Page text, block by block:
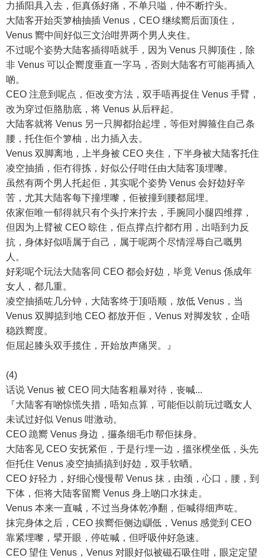
力插阳具入去，佢真係好痛，不单只嗌，仲不断拧头。
大陆客开始奀箩柚抽插 Venus，CEO 继续嚮后面顶住，
Venus 嚮中间好似三文治咁畀两个男人夹住。
不过呢个姿势大陆客插得唔就手，因为 Venus 只脚顶住，除
非 Venus 可以企嚮度垂直一字马，否则大陆客冇可能再插入
啲。
CEO 注意到呢点，佢改变方法，双手唔再捉住 Venus 手臂，
改为穿过佢胳肋底，将 Venus 从后秤起。
大陆客就将 Venus 另一只脚都抬起埋，等佢对脚箍住自己条
腰，托住佢个箩柚，出力插入去。
Venus 双脚离地，上半身被 CEO 夹住，下半身被大陆客托住
凌空抽插，佢冇得拣，好似公仔咁任由大陆客顶埋嚟。
虽然有两个男人托起佢，其实呢个姿势 Venus 会好攰好辛
苦，尤其大陆客每下撞埋嚟，佢被撞到腰都屈埋。
依家佢唯一郁得就只有个头拧来拧去，手腕同小腿四维撑，
但因为上臂被 CEO 晾住，佢点撑点拧都冇用，出唔到力反
抗，身体好似唔属于自己，属于呢两个尽情淫辱自己嘅男
人。
好彩呢个玩法大陆客同 CEO 都会好攰，毕竟 Venus 係成年
女人，都几重。
凌空抽插咗几分钟，大陆客终于顶唔顺，放低 Venus，当
Venus 双脚掂到地 CEO 都放开佢，Venus 对脚发软，企唔
稳跌嚮度。
佢屈起膝头双手揽住，开始放声痛哭。』
(4)
话说 Venus 被 CEO 同大陆客粗暴对待，丧喊...
『大陆客有啲惊慌失措，唔知点算，可能佢以前玩过嘅女人
未试过好似 Venus 咁激动。
CEO 跪嚮 Venus 身边，攞条细毛巾帮佢抹身。
大陆客见 CEO 安抚紧佢，于是行埋一边，搵张櫈坐低，头先
佢托住 Venus 凌空抽插搞到好攰，双手软晒。
CEO 好轻力，好细心慢慢帮 Venus 抹，由颈，心口，腰，到
下体，佢将大陆客留嚮 Venus 身上啲口水抹走。
Venus 本来一直喊，不过当身体乾净翻，佢喊得细声咗。
抹完身体之后，CEO 挨嚮佢侧边瞓低，Venus 感觉到 CEO
靠紧埋嚟，擘开眼，停咗喊，但呼吸仲好急速。
CEO 望住 Venus，Venus 对眼好似被磁石吸住咁，眼定定望